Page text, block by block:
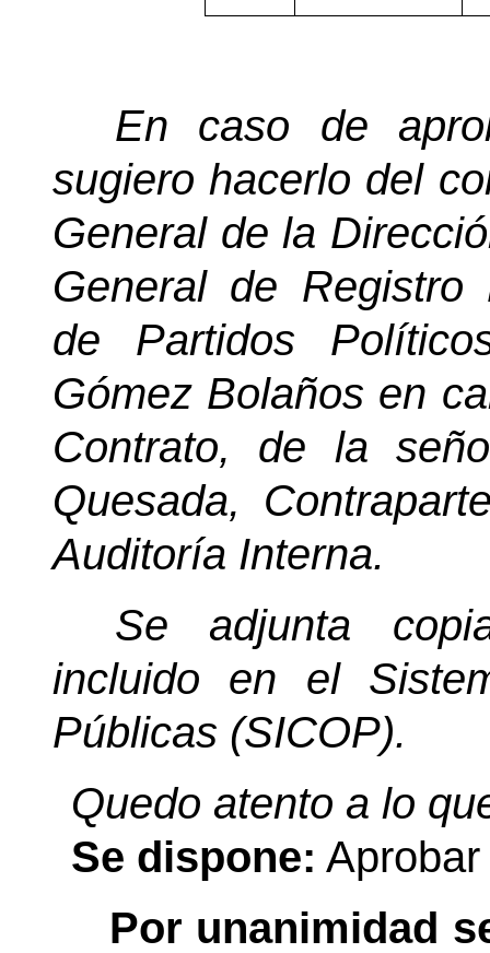
En caso de
sugiero hacerlo del
General de la
General de Registro
de Partidos
Gómez Bolaños en
Contrato, de la
Quesada,
Auditoría Interna.
Se adjunta
incluido en el
Públicas (SICOP).
Quedo atento a lo
Se dispone:
Por unanimidad